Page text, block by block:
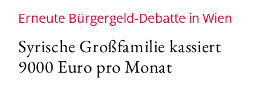
Erneute Bürgergeld-Debatte in Wien
Syrische Großfamilie kassiert
9000 Euro pro Monat